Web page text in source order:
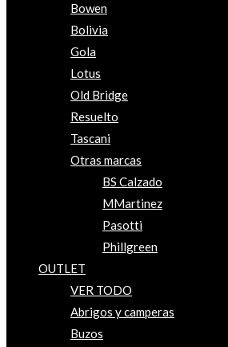
Bowen
Bolivia
Gola
Lotus
Old Bridge
Resuelto
Tascani
Otras marcas
BS Calzado
MMartinez
Pasotti
Phillgreen
OUTLET
VER TODO
Abrigos y camperas
Buzos